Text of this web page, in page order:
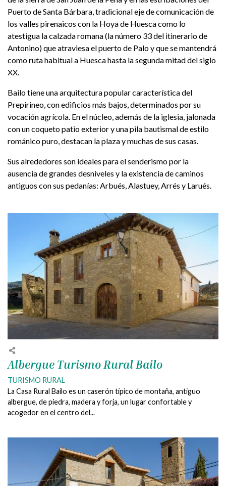
Puerto de Santa Bárbara, tradicional eje de comunicación de
los valles pirenaicos con la Hoya de Huesca como lo
atestigua la calzada romana (la número 33 del itinerario de
Antonino) que atraviesa el puerto de Palo y que se mantendrá
como ruta habitual a Huesca hasta la segunda mitad del siglo
XX.
Bailo tiene una arquitectura popular característica del
Prepirineo, con edificios más bajos, determinados por su
vocación agrícola. En el núcleo, además de la iglesia, jalonada
con un coqueto patio exterior y una pila bautismal de estilo
románico puro, destacan la plaza y muchas de sus casas.
Sus alrededores son ideales para el senderismo por la
ausencia de grandes desniveles y la existencia de caminos
antiguos con sus pedanías: Arbués, Alastuey, Arrés y Larués.
Albergue Turismo Rural Bailo
TURISMO RURAL
La Casa Rural Bailo es un caserón típico de montaña, antiguo
albergue, de piedra, madera y forja, un lugar confortable y
acogedor en el centro del...